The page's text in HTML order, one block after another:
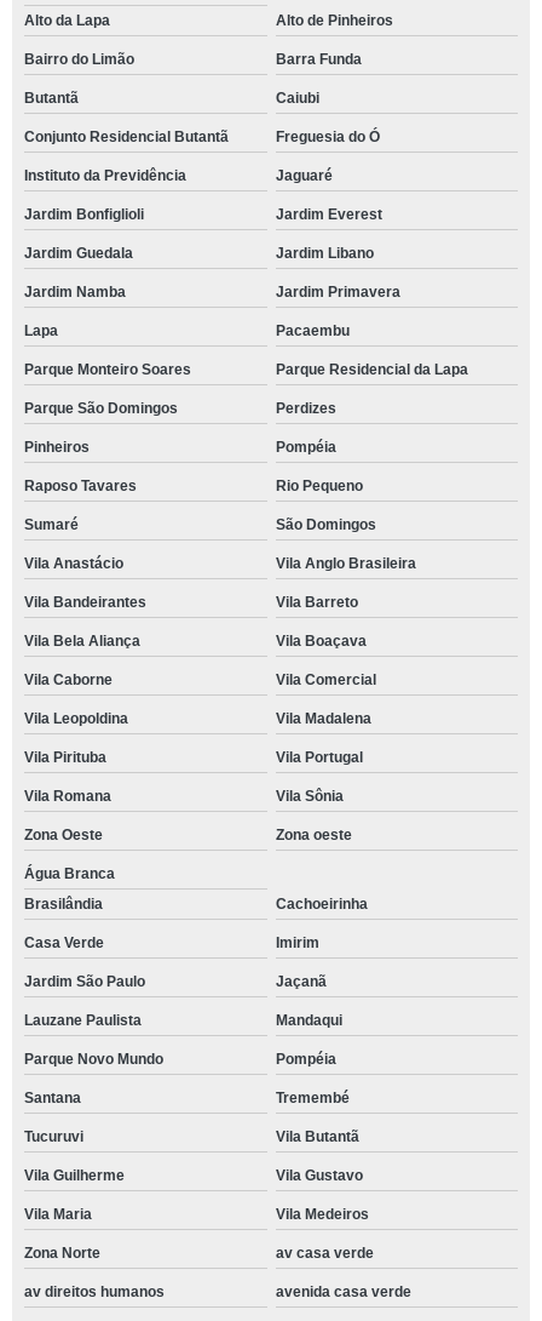
Alto da Lapa
Alto de Pinheiros
Bairro do Limão Barra Funda
Butantã Caiubi
Conjunto Residencial Butantã Freguesia do Ó
Instituto da Previdência Jaguaré
Jardim Bonfiglioli Jardim Everest
Jardim Guedala Jardim Libano
Jardim Namba Jardim Primavera
Lapa Pacaembu
Parque Monteiro Soares Parque Residencial da Lapa
Parque São Domingos Perdizes
Pinheiros Pompéia
Raposo Tavares Rio Pequeno
Sumaré São Domingos
Vila Anastácio Vila Anglo Brasileira
Vila Bandeirantes Vila Barreto
Vila Bela Aliança Vila Boaçava
Vila Caborne Vila Comercial
Vila Leopoldina Vila Madalena
Vila Pirituba Vila Portugal
Vila Romana Vila Sônia
Zona Oeste Zona oeste
Água Branca
Brasilândia
Cachoeirinha
Casa Verde Imirim
Jardim São Paulo Jaçanã
Lauzane Paulista Mandaqui
Parque Novo Mundo Pompéia
Santana Tremembé
Tucuruvi Vila Butantã
Vila Guilherme Vila Gustavo
Vila Maria Vila Medeiros
Zona Norte av casa verde
av direitos humanos avenida casa verde